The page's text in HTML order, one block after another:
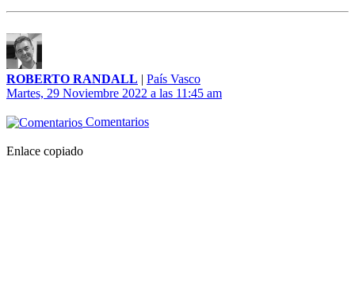
ROBERTO RANDALL | País Vasco
Martes, 29 Noviembre 2022 a las 11:45 am
Comentarios
Enlace copiado